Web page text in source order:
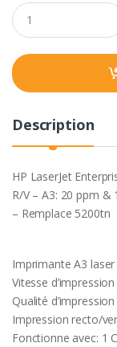
Q
u
a
t
i
Description
HP LaserJet
R/V – A3: 20 ppm &
– Remplace 5200tn
Imprimante A3
Vitesse
Qualité
Impression recto/
Fonctionne avec: 1